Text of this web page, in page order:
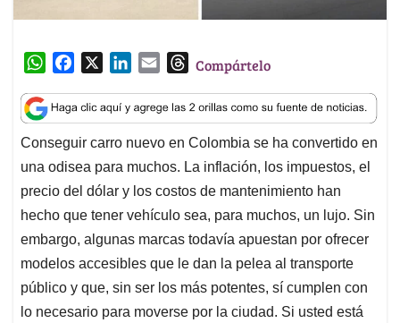
W
a
t
s
A
p
p
c
e
b
o
o
k
n
k
e
d
I
n
a
i
l
T
r
e
a
d
s
Compártelo
Conseguir carro nuevo en Colombia se ha convertido en
una odisea para muchos. La inflación, los impuestos, el
precio del dólar y los costos de mantenimiento han
hecho que tener vehículo sea, para muchos, un lujo. Sin
embargo, algunas marcas todavía apuestan por ofrecer
modelos accesibles que le dan la pelea al transporte
público y que, sin ser los más potentes, sí cumplen con
lo necesario para moverse por la ciudad. Si usted está